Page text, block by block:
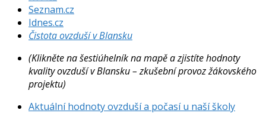
Seznam.cz
Idnes.cz
Čistota ovzduší v Blansku
(Klikněte na šestiúhelník na mapě a zjistíte hodnoty
kvality ovzduší v Blansku – zkušební provoz žákovského
projektu)
Aktuální hodnoty ovzduší a počasí u naší školy